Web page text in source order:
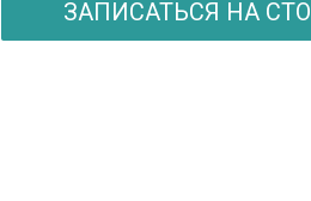
ЗАПИСАТЬСЯ НА СТО